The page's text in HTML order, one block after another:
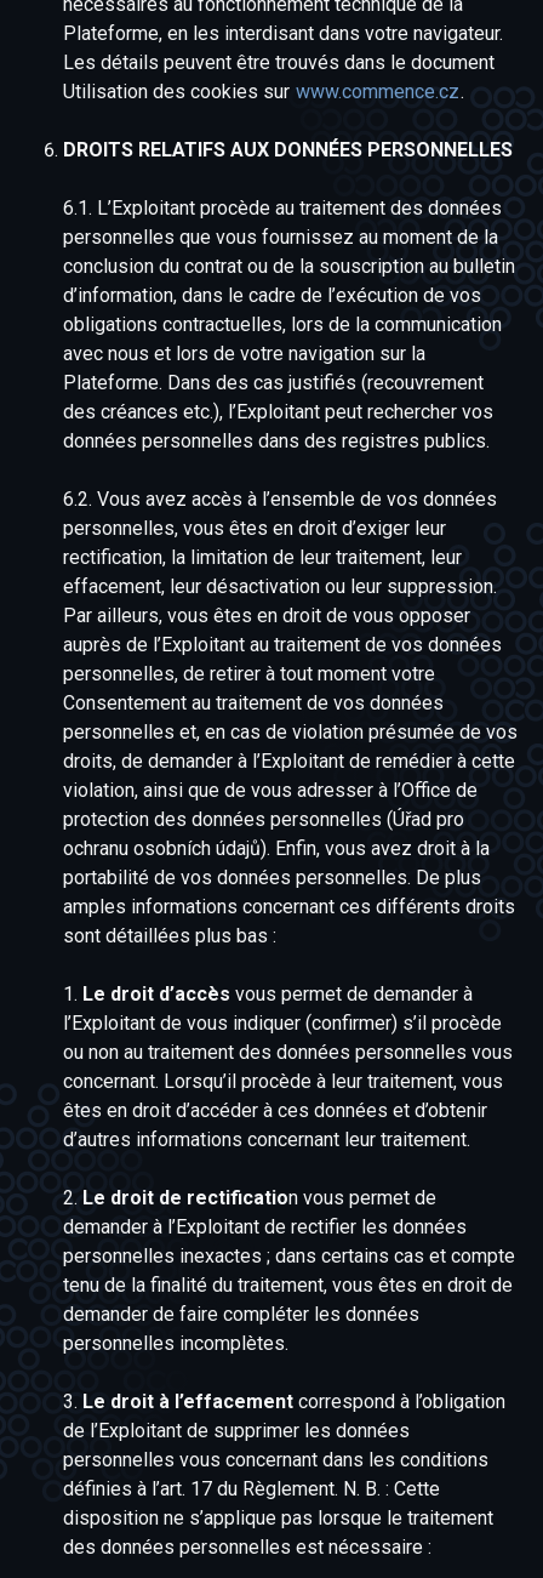
Plateforme, en les interdisant dans votre navigateur.
Les détails peuvent être trouvés dans le document
Utilisation des cookies sur www.commence.cz.
DROITS RELATIFS AUX DONNÉES PERSONNELLES
6.1. L’Exploitant procède au traitement des données
personnelles que vous fournissez au moment de la
conclusion du contrat ou de la souscription au bulletin
d’information, dans le cadre de l’exécution de vos
obligations contractuelles, lors de la communication
avec nous et lors de votre navigation sur la
Plateforme. Dans des cas justifiés (recouvrement
des créances etc.), l’Exploitant peut rechercher vos
données personnelles dans des registres publics.
6.2. Vous avez accès à l’ensemble de vos données
personnelles, vous êtes en droit d’exiger leur
rectification, la limitation de leur traitement, leur
effacement, leur désactivation ou leur suppression.
Par ailleurs, vous êtes en droit de vous opposer
auprès de l’Exploitant au traitement de vos données
personnelles, de retirer à tout moment votre
Consentement au traitement de vos données
personnelles et, en cas de violation présumée de vos
droits, de demander à l’Exploitant de remédier à cette
violation, ainsi que de vous adresser à l’Office de
protection des données personnelles (Úřad pro
ochranu osobních údajů). Enfin, vous avez droit à la
portabilité de vos données personnelles. De plus
amples informations concernant ces différents droits
sont détaillées plus bas :
1. Le droit d’accès vous permet de demander à
l’Exploitant de vous indiquer (confirmer) s’il procède
ou non au traitement des données personnelles vous
concernant. Lorsqu’il procède à leur traitement, vous
êtes en droit d’accéder à ces données et d’obtenir
d’autres informations concernant leur traitement.
2. Le droit de rectification vous permet de
demander à l’Exploitant de rectifier les données
personnelles inexactes ; dans certains cas et compte
tenu de la finalité du traitement, vous êtes en droit de
demander de faire compléter les données
personnelles incomplètes.
3. Le droit à l’effacement correspond à l’obligation
de l’Exploitant de supprimer les données
personnelles vous concernant dans les conditions
définies à l’art. 17 du Règlement. N. B. : Cette
disposition ne s’applique pas lorsque le traitement
des données personnelles est nécessaire :